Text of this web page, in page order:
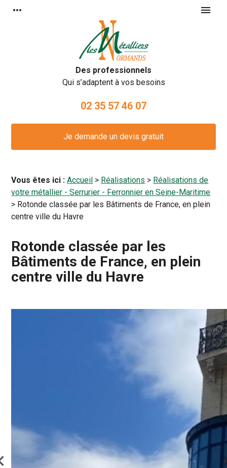
more_horiz menu
Des professionnels
Qui s’adaptent à vos besoins
02 35 57 46 07
Je demande un devis gratuit
Vous êtes ici :Accueil > Réalisations > Réalisations de
votre métallier - Serrurier - Ferronnier en Seine-Maritime
> Rotonde classée par les Bâtiments de France, en plein
centre ville du Havre
Rotonde classée par les
Bâtiments de France, en plein
centre ville du Havre